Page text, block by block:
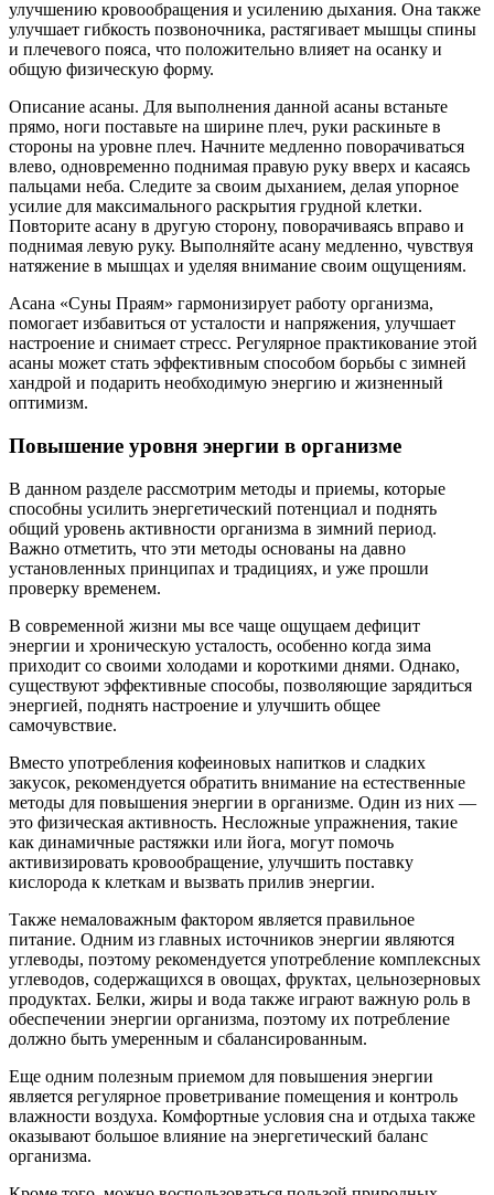
улучшению кровообращения и усилению дыхания. Она также
улучшает гибкость позвоночника, растягивает мышцы спины
и плечевого пояса, что положительно влияет на осанку и
общую физическую форму.
Описание асаны. Для выполнения данной асаны встаньте
прямо, ноги поставьте на ширине плеч, руки раскиньте в
стороны на уровне плеч. Начните медленно поворачиваться
влево, одновременно поднимая правую руку вверх и касаясь
пальцами неба. Следите за своим дыханием, делая упорное
усилие для максимального раскрытия грудной клетки.
Повторите асану в другую сторону, поворачиваясь вправо и
поднимая левую руку. Выполняйте асану медленно, чувствуя
натяжение в мышцах и уделяя внимание своим ощущениям.
Асана «Суны Праям» гармонизирует работу организма,
помогает избавиться от усталости и напряжения, улучшает
настроение и снимает стресс. Регулярное практикование этой
асаны может стать эффективным способом борьбы с зимней
хандрой и подарить необходимую энергию и жизненный
оптимизм.
Повышение уровня энергии в организме
В данном разделе рассмотрим методы и приемы, которые
способны усилить энергетический потенциал и поднять
общий уровень активности организма в зимний период.
Важно отметить, что эти методы основаны на давно
установленных принципах и традициях, и уже прошли
проверку временем.
В современной жизни мы все чаще ощущаем дефицит
энергии и хроническую усталость, особенно когда зима
приходит со своими холодами и короткими днями. Однако,
существуют эффективные способы, позволяющие зарядиться
энергией, поднять настроение и улучшить общее
самочувствие.
Вместо употребления кофеиновых напитков и сладких
закусок, рекомендуется обратить внимание на естественные
методы для повышения энергии в организме. Один из них —
это физическая активность. Несложные упражнения, такие
как динамичные растяжки или йога, могут помочь
активизировать кровообращение, улучшить поставку
кислорода к клеткам и вызвать прилив энергии.
Также немаловажным фактором является правильное
питание. Одним из главных источников энергии являются
углеводы, поэтому рекомендуется употребление комплексных
углеводов, содержащихся в овощах, фруктах, цельнозерновых
продуктах. Белки, жиры и вода также играют важную роль в
обеспечении энергии организма, поэтому их потребление
должно быть умеренным и сбалансированным.
Еще одним полезным приемом для повышения энергии
является регулярное проветривание помещения и контроль
влажности воздуха. Комфортные условия сна и отдыха также
оказывают большое влияние на энергетический баланс
организма.